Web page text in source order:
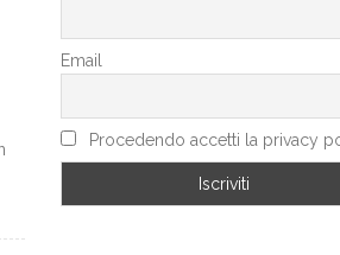
Email
Procedendo accetti la privacy